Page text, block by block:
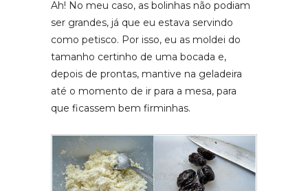
Ah! No meu caso, as bolinhas não podiam
ser grandes, já que eu estava servindo
como petisco. Por isso, eu as moldei do
tamanho certinho de uma bocada e,
depois de prontas, mantive na geladeira
até o momento de ir para a mesa, para
que ficassem bem firminhas.